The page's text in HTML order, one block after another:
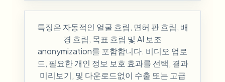
특징은 자동적인 얼굴 흐림, 면허 판 흐림, 배
경 흐림, 목표 흐림 및 AI 보조
anonymization를 포함합니다. 비디오 업로
드, 필요한 개인 정보 보호 효과를 선택, 결과
미리보기, 및 다운로드없이 수출 또는 고급